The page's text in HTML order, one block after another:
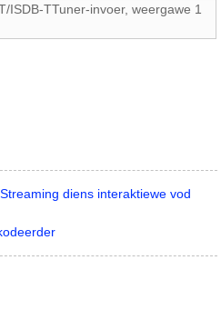
ISDB-TTuner-invoer, weergawe 1
diens interaktiewe vod